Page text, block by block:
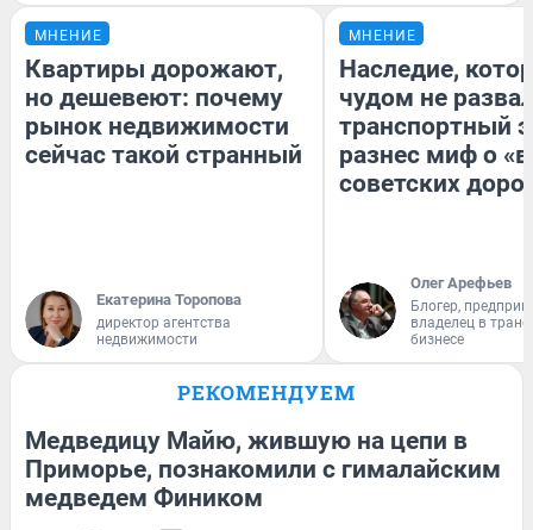
МНЕНИЕ
Квартиры дорожают,
но дешевеют: почему
рынок недвижимости
сейчас такой странный
Екатерина Торопова
директор агентства
недвижимости
МНЕНИЕ
Наследие,
чудом не
транспортный
разнес миф о
советских
Олег Арефьев
Блогер,
владелец в
бизнесе
РЕКОМЕНДУЕМ
Медведицу Майю, жившую на цепи в
Приморье, познакомили с гималайским
медведем Фиником